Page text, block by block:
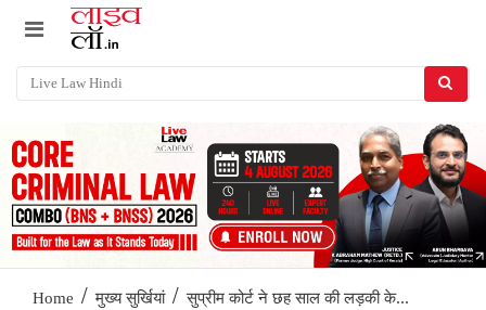
Home / मुख्य सुर्खियां / सुप्रीम कोर्ट ने छह साल की लड़की के...